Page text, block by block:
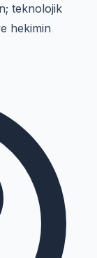
teknolojik
hekimin